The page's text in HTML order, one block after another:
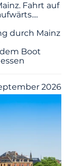
Fahrt auf
...
durch Mainz
Boot
2026